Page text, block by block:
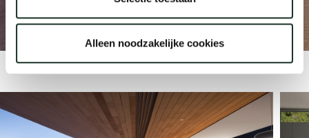
Alleen noodzakelijke cookies
Vancouver